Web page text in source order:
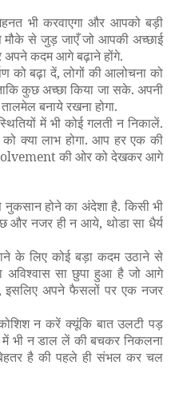
भी करवाएगा और आपको बड़ी
मौके से जुड़ जाएँ जो आपकी अच्छाई
अपने कदम आगे बढ़ाने होंगे.
को बढ़ा दें, लोगों की आलोचना को
कुछ अच्छा किया जा सके. अपनी
बनाये रखना होगा.
में भी कोई गलती न निकालें.
क्या लाभ होगा. आप हर एक की
की ओर को देखकर आगे
होने का अंदेशा है. किसी भी
और नजर ही न आये, थोडा सा धैर्य
के लिए कोई बड़ा कदम उठाने से
अविश्वास सा छुपा हुआ है जो आगे
इसलिए अपने फैसलों पर एक नजर
न करें क्यूंकि बात उलटी पड़
भी न डाल लें की बचकर निकलना
है की पहले ही संभल कर चल